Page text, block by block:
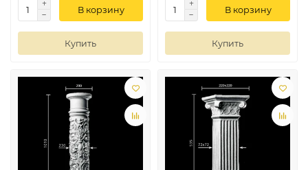
В корзину
Купить
В корзину
Купить